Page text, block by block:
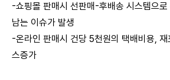
-쇼핑몰 판매시 선판매-후배송 시스템으
남는 이슈가 발생
-온라인 판매시 건당 5천원의 택배비용,
스증가